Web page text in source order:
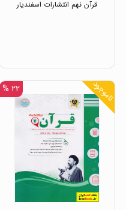
قرآن نهم انتشارات اسفندیار
ناموجود ۲۲ %